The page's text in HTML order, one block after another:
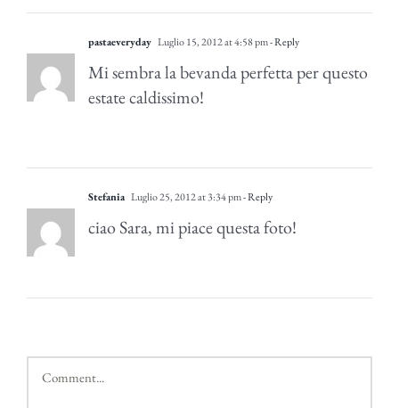
pastaeveryday Luglio 15, 2012 at 4:58 pm- Reply
Mi sembra la bevanda perfetta per questo
estate caldissimo!
Stefania Luglio 25, 2012 at 3:34 pm- Reply
ciao Sara, mi piace questa foto!
Comment